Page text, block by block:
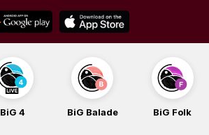
BiG 4 BiG Balade BiG Folk